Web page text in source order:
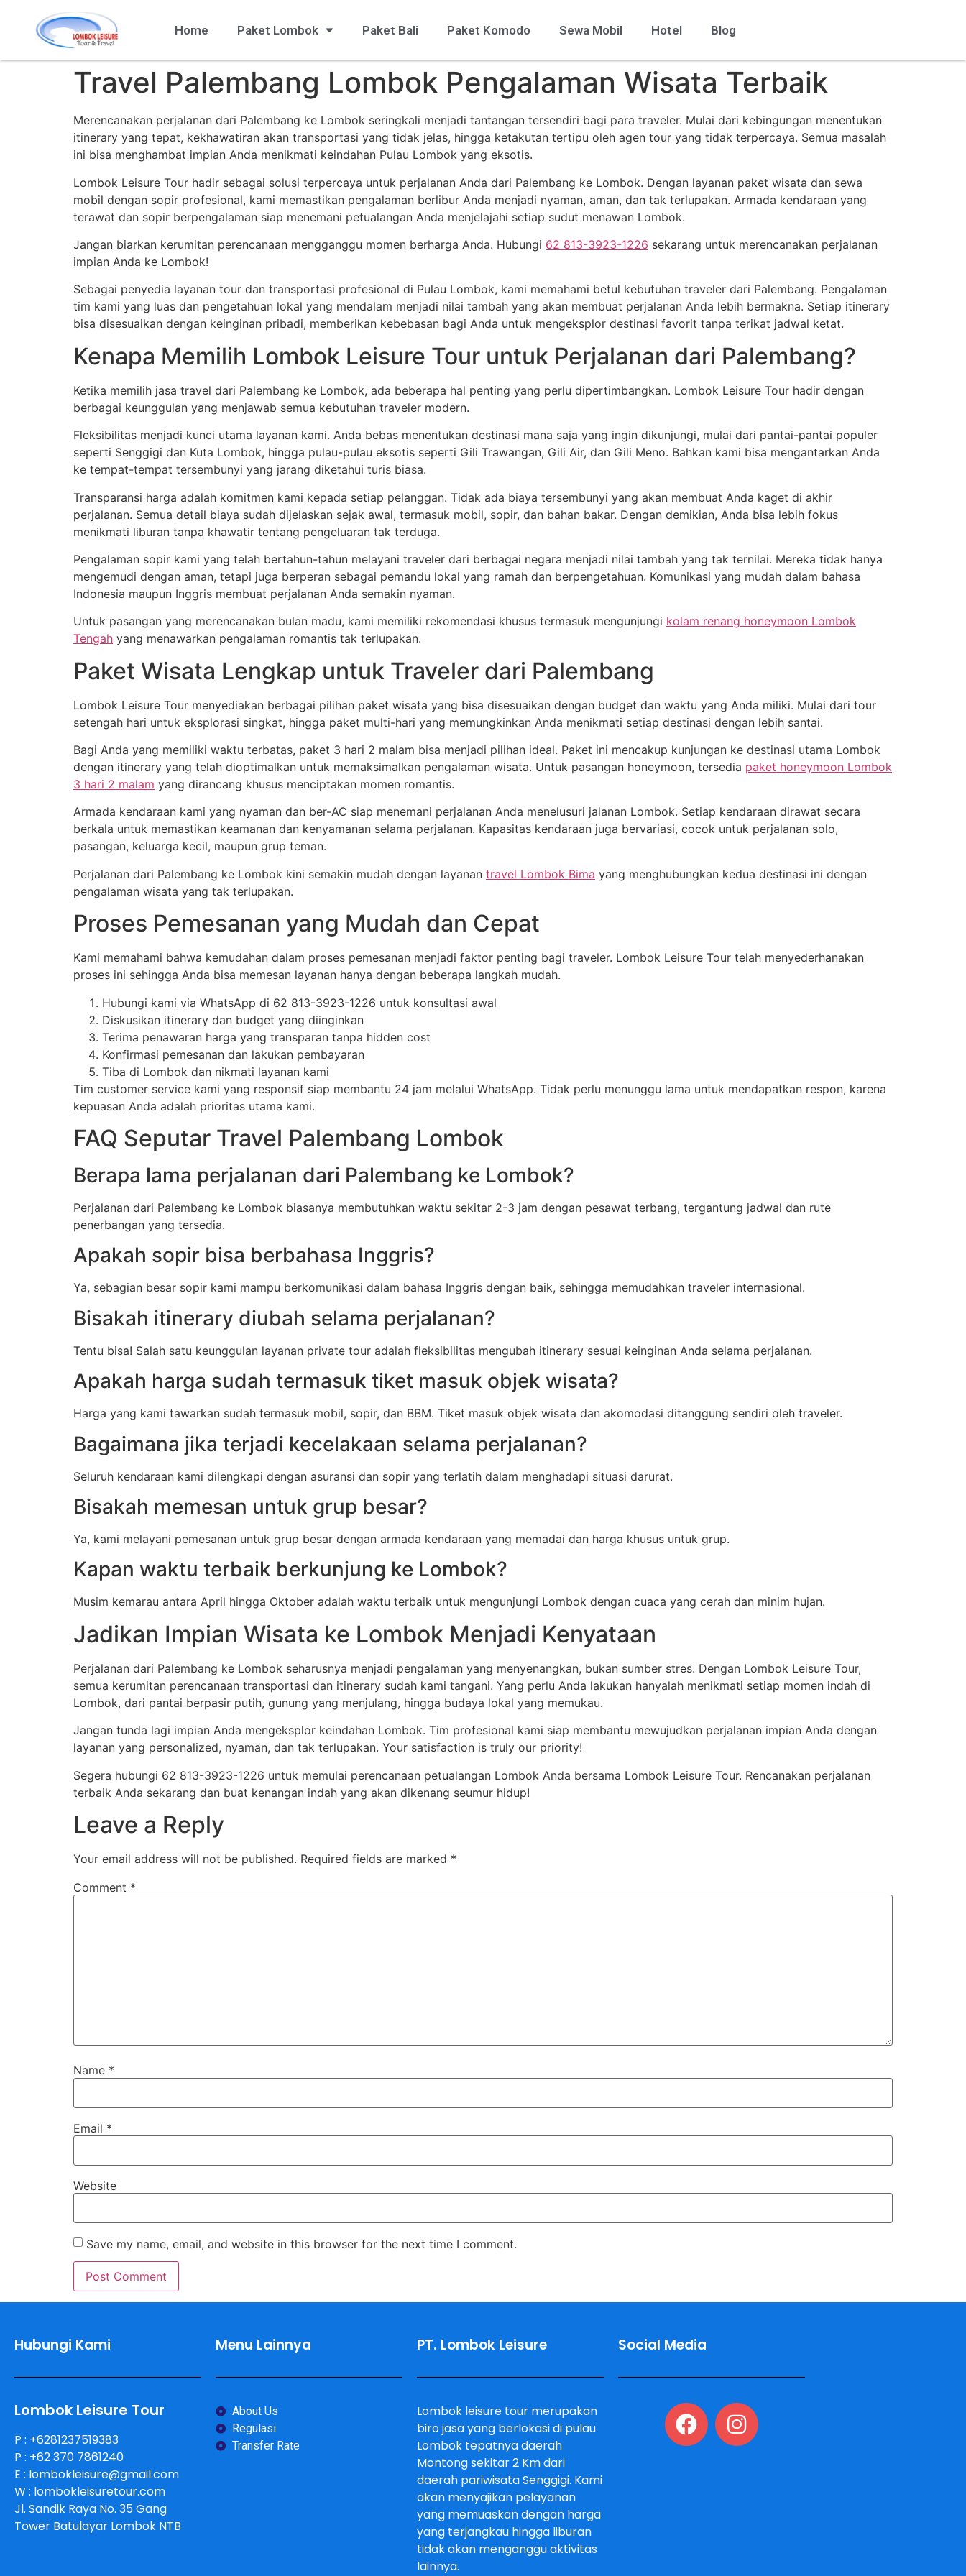
Home Paket Lombok Paket Bali Paket Komodo Sewa Mobil Hotel Blog
Travel Palembang Lombok Pengalaman Wisata Terbaik
Merencanakan perjalanan dari Palembang ke Lombok seringkali menjadi tantangan tersendiri bagi para traveler. Mulai dari kebingungan menentukan
itinerary yang tepat, kekhawatiran akan transportasi yang tidak jelas, hingga ketakutan tertipu oleh agen tour yang tidak terpercaya. Semua masalah
ini bisa menghambat impian Anda menikmati keindahan Pulau Lombok yang eksotis.
Lombok Leisure Tour hadir sebagai solusi terpercaya untuk perjalanan Anda dari Palembang ke Lombok. Dengan layanan paket wisata dan sewa
mobil dengan sopir profesional, kami memastikan pengalaman berlibur Anda menjadi nyaman, aman, dan tak terlupakan. Armada kendaraan yang
terawat dan sopir berpengalaman siap menemani petualangan Anda menjelajahi setiap sudut menawan Lombok.
Jangan biarkan kerumitan perencanaan mengganggu momen berharga Anda. Hubungi 62 813-3923-1226 sekarang untuk merencanakan perjalanan
impian Anda ke Lombok!
Sebagai penyedia layanan tour dan transportasi profesional di Pulau Lombok, kami memahami betul kebutuhan traveler dari Palembang. Pengalaman
tim kami yang luas dan pengetahuan lokal yang mendalam menjadi nilai tambah yang akan membuat perjalanan Anda lebih bermakna. Setiap itinerary
bisa disesuaikan dengan keinginan pribadi, memberikan kebebasan bagi Anda untuk mengeksplor destinasi favorit tanpa terikat jadwal ketat.
Kenapa Memilih Lombok Leisure Tour untuk Perjalanan dari Palembang?
Ketika memilih jasa travel dari Palembang ke Lombok, ada beberapa hal penting yang perlu dipertimbangkan. Lombok Leisure Tour hadir dengan
berbagai keunggulan yang menjawab semua kebutuhan traveler modern.
Fleksibilitas menjadi kunci utama layanan kami. Anda bebas menentukan destinasi mana saja yang ingin dikunjungi, mulai dari pantai-pantai populer
seperti Senggigi dan Kuta Lombok, hingga pulau-pulau eksotis seperti Gili Trawangan, Gili Air, dan Gili Meno. Bahkan kami bisa mengantarkan Anda
ke tempat-tempat tersembunyi yang jarang diketahui turis biasa.
Transparansi harga adalah komitmen kami kepada setiap pelanggan. Tidak ada biaya tersembunyi yang akan membuat Anda kaget di akhir
perjalanan. Semua detail biaya sudah dijelaskan sejak awal, termasuk mobil, sopir, dan bahan bakar. Dengan demikian, Anda bisa lebih fokus
menikmati liburan tanpa khawatir tentang pengeluaran tak terduga.
Pengalaman sopir kami yang telah bertahun-tahun melayani traveler dari berbagai negara menjadi nilai tambah yang tak ternilai. Mereka tidak hanya
mengemudi dengan aman, tetapi juga berperan sebagai pemandu lokal yang ramah dan berpengetahuan. Komunikasi yang mudah dalam bahasa
Indonesia maupun Inggris membuat perjalanan Anda semakin nyaman.
Untuk pasangan yang merencanakan bulan madu, kami memiliki rekomendasi khusus termasuk mengunjungi kolam renang honeymoon Lombok
Tengah yang menawarkan pengalaman romantis tak terlupakan.
Paket Wisata Lengkap untuk Traveler dari Palembang
Lombok Leisure Tour menyediakan berbagai pilihan paket wisata yang bisa disesuaikan dengan budget dan waktu yang Anda miliki. Mulai dari tour
setengah hari untuk eksplorasi singkat, hingga paket multi-hari yang memungkinkan Anda menikmati setiap destinasi dengan lebih santai.
Bagi Anda yang memiliki waktu terbatas, paket 3 hari 2 malam bisa menjadi pilihan ideal. Paket ini mencakup kunjungan ke destinasi utama Lombok
dengan itinerary yang telah dioptimalkan untuk memaksimalkan pengalaman wisata. Untuk pasangan honeymoon, tersedia paket honeymoon Lombok
3 hari 2 malam yang dirancang khusus menciptakan momen romantis.
Armada kendaraan kami yang nyaman dan ber-AC siap menemani perjalanan Anda menelusuri jalanan Lombok. Setiap kendaraan dirawat secara
berkala untuk memastikan keamanan dan kenyamanan selama perjalanan. Kapasitas kendaraan juga bervariasi, cocok untuk perjalanan solo,
pasangan, keluarga kecil, maupun grup teman.
Perjalanan dari Palembang ke Lombok kini semakin mudah dengan layanan travel Lombok Bima yang menghubungkan kedua destinasi ini dengan
pengalaman wisata yang tak terlupakan.
Proses Pemesanan yang Mudah dan Cepat
Kami memahami bahwa kemudahan dalam proses pemesanan menjadi faktor penting bagi traveler. Lombok Leisure Tour telah menyederhanakan
proses ini sehingga Anda bisa memesan layanan hanya dengan beberapa langkah mudah.
Hubungi kami via WhatsApp di 62 813-3923-1226 untuk konsultasi awal
Diskusikan itinerary dan budget yang diinginkan
Terima penawaran harga yang transparan tanpa hidden cost
Konfirmasi pemesanan dan lakukan pembayaran
Tiba di Lombok dan nikmati layanan kami
Tim customer service kami yang responsif siap membantu 24 jam melalui WhatsApp. Tidak perlu menunggu lama untuk mendapatkan respon, karena
kepuasan Anda adalah prioritas utama kami.
FAQ Seputar Travel Palembang Lombok
Berapa lama perjalanan dari Palembang ke Lombok?
Perjalanan dari Palembang ke Lombok biasanya membutuhkan waktu sekitar 2-3 jam dengan pesawat terbang, tergantung jadwal dan rute
penerbangan yang tersedia.
Apakah sopir bisa berbahasa Inggris?
Ya, sebagian besar sopir kami mampu berkomunikasi dalam bahasa Inggris dengan baik, sehingga memudahkan traveler internasional.
Bisakah itinerary diubah selama perjalanan?
Tentu bisa! Salah satu keunggulan layanan private tour adalah fleksibilitas mengubah itinerary sesuai keinginan Anda selama perjalanan.
Apakah harga sudah termasuk tiket masuk objek wisata?
Harga yang kami tawarkan sudah termasuk mobil, sopir, dan BBM. Tiket masuk objek wisata dan akomodasi ditanggung sendiri oleh traveler.
Bagaimana jika terjadi kecelakaan selama perjalanan?
Seluruh kendaraan kami dilengkapi dengan asuransi dan sopir yang terlatih dalam menghadapi situasi darurat.
Bisakah memesan untuk grup besar?
Ya, kami melayani pemesanan untuk grup besar dengan armada kendaraan yang memadai dan harga khusus untuk grup.
Kapan waktu terbaik berkunjung ke Lombok?
Musim kemarau antara April hingga Oktober adalah waktu terbaik untuk mengunjungi Lombok dengan cuaca yang cerah dan minim hujan.
Jadikan Impian Wisata ke Lombok Menjadi Kenyataan
Perjalanan dari Palembang ke Lombok seharusnya menjadi pengalaman yang menyenangkan, bukan sumber stres. Dengan Lombok Leisure Tour,
semua kerumitan perencanaan transportasi dan itinerary sudah kami tangani. Yang perlu Anda lakukan hanyalah menikmati setiap momen indah di
Lombok, dari pantai berpasir putih, gunung yang menjulang, hingga budaya lokal yang memukau.
Jangan tunda lagi impian Anda mengeksplor keindahan Lombok. Tim profesional kami siap membantu mewujudkan perjalanan impian Anda dengan
layanan yang personalized, nyaman, dan tak terlupakan. Your satisfaction is truly our priority!
Segera hubungi 62 813-3923-1226 untuk memulai perencanaan petualangan Lombok Anda bersama Lombok Leisure Tour. Rencanakan perjalanan
terbaik Anda sekarang dan buat kenangan indah yang akan dikenang seumur hidup!
Leave a Reply
Your email address will not be published. Required fields are marked *
Comment *
Name *
Email *
Website
Save my name, email, and website in this browser for the next time I comment.
Hubungi Kami
Lombok Leisure Tour
P : +6281237519383
P : +62 370 7861240
E : lombokleisure@gmail.com
W : lombokleisuretour.com
Jl. Sandik Raya No. 35 Gang
Tower Batulayar Lombok NTB
Menu Lainnya
About Us
Regulasi
Transfer Rate
PT. Lombok Leisure
Lombok leisure tour merupakan
biro jasa yang berlokasi di pulau
Lombok tepatnya daerah
Montong sekitar 2 Km dari
daerah pariwisata Senggigi. Kami
akan menyajikan pelayanan
yang memuaskan dengan harga
yang terjangkau hingga liburan
tidak akan menganggu aktivitas
lainnya.
Social Media